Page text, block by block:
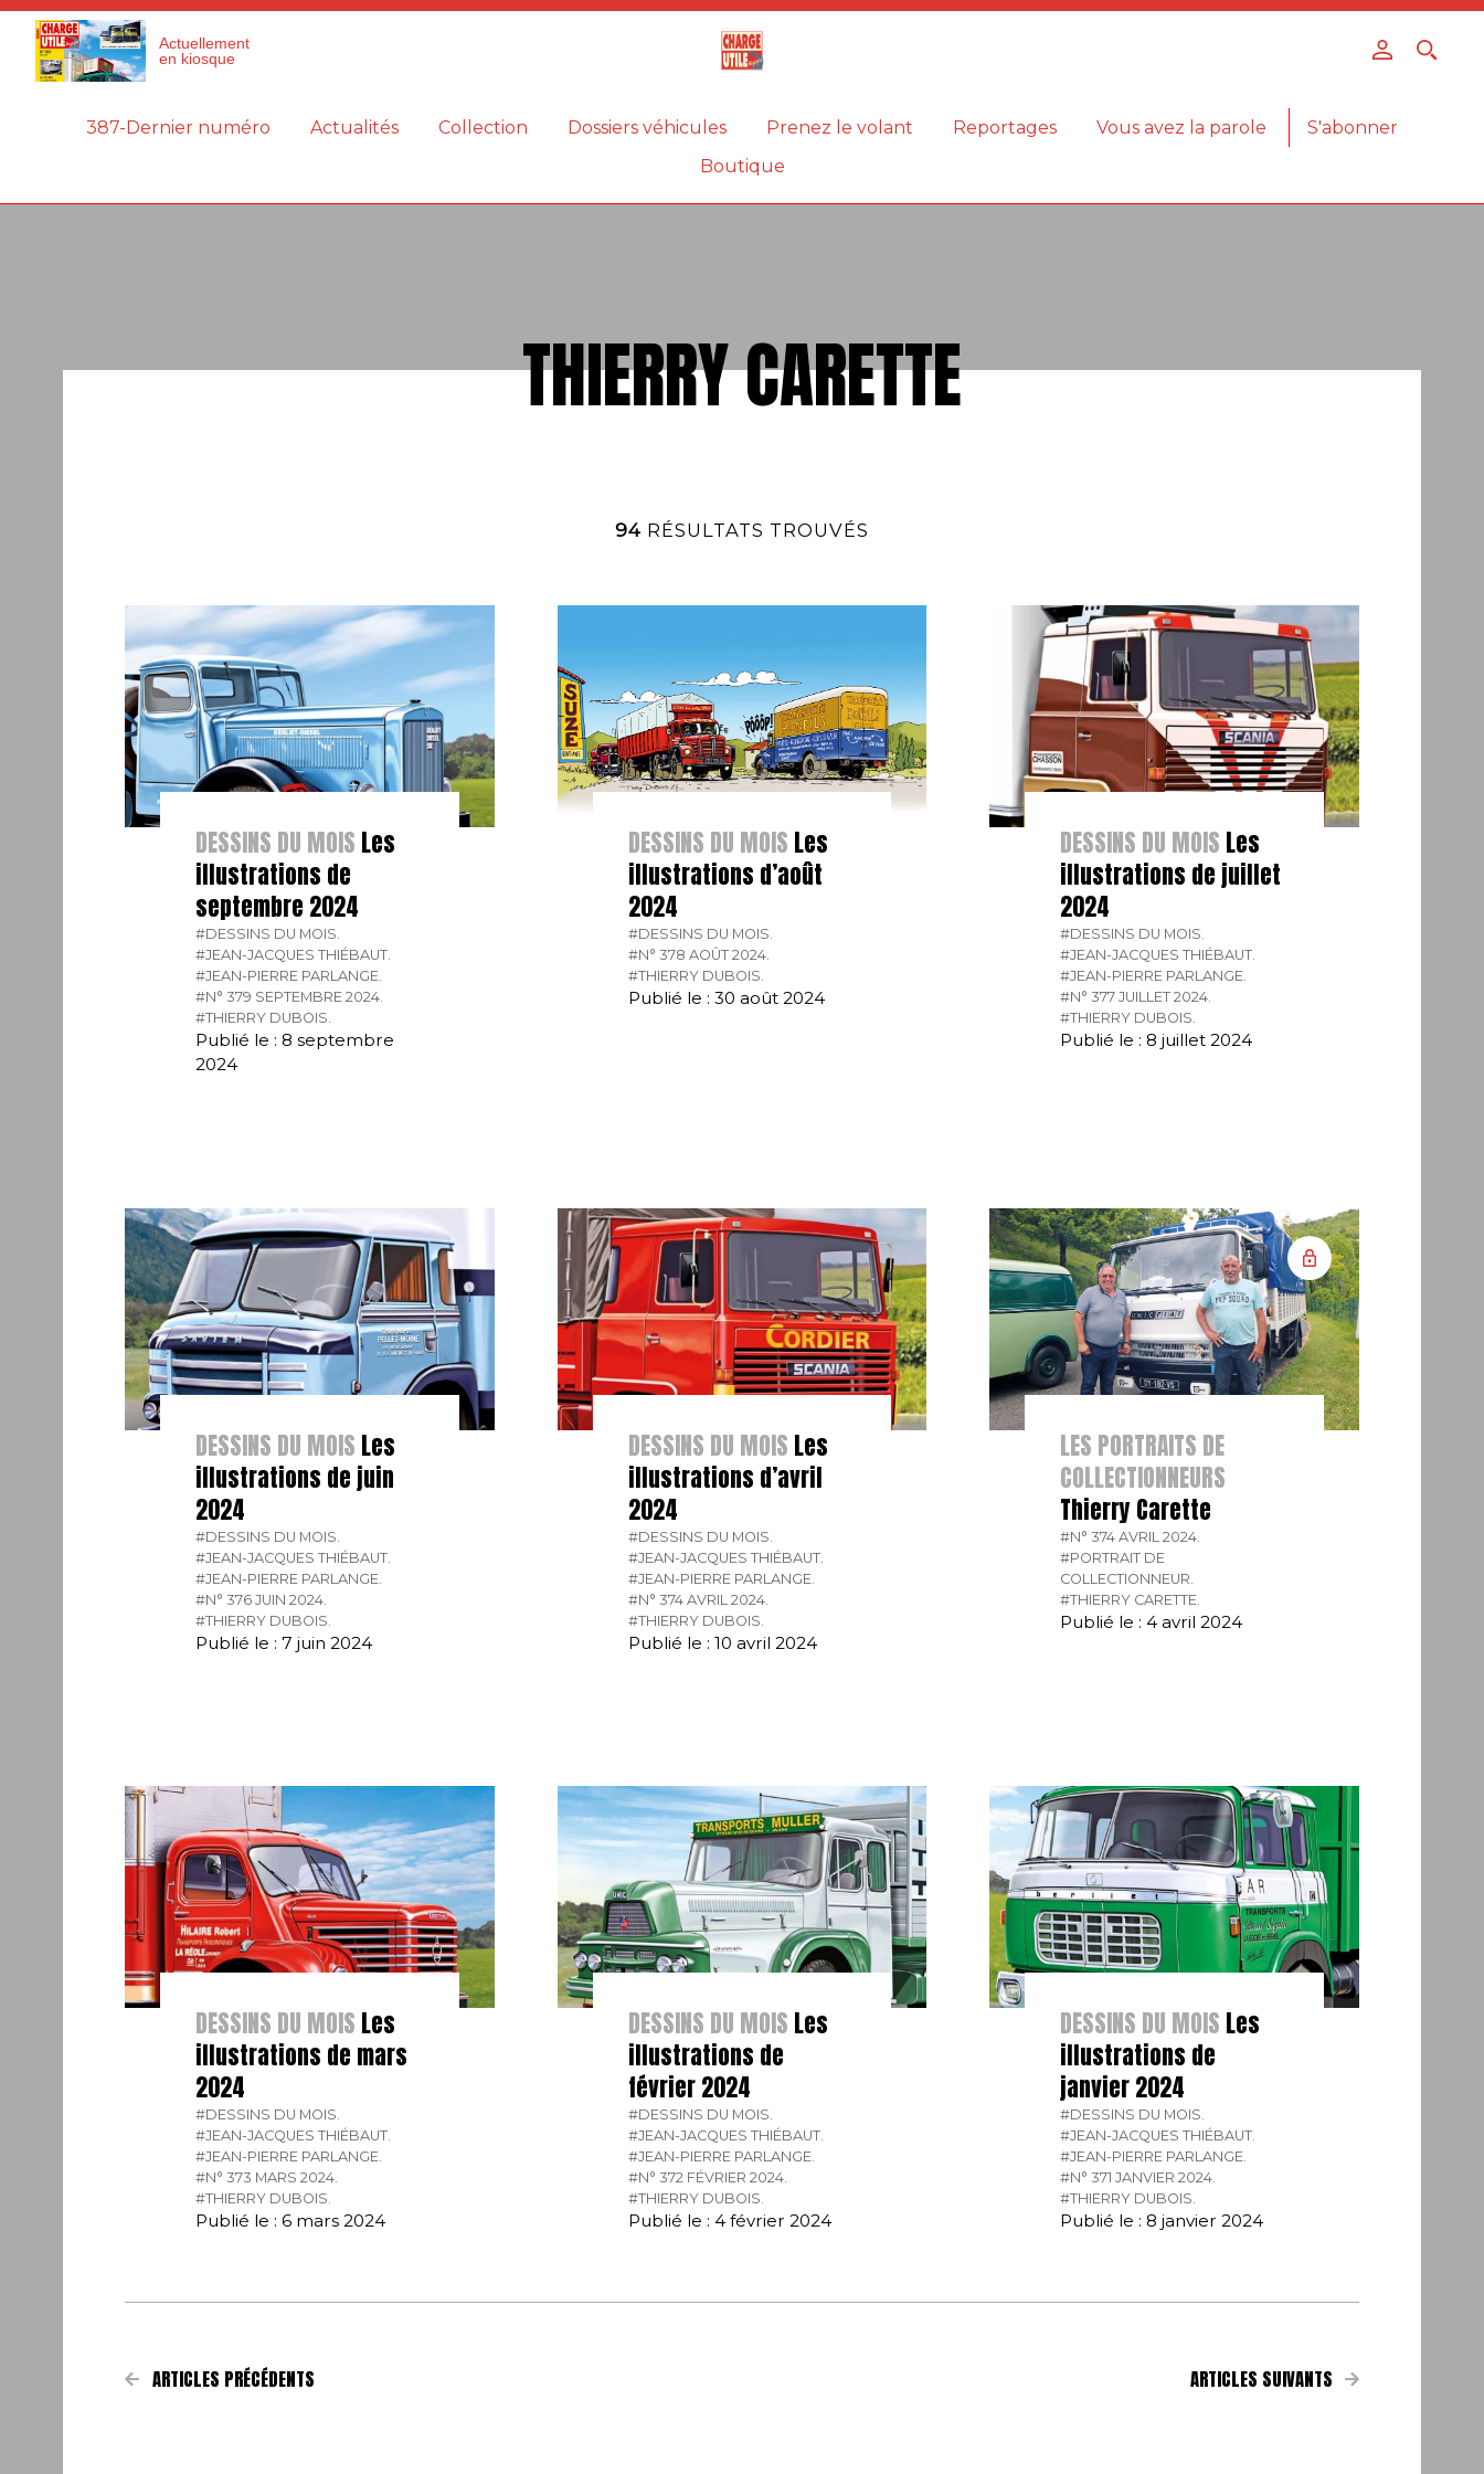
Actuellement
en kiosque
387-Dernier numéro Actualités Collection Dossiers véhicules Prenez le volant Reportages Vous avez la parole
S'abonner
Boutique
THIERRY CARETTE
94 RÉSULTATS TROUVÉS
DESSINS DU MOIS Les
illustrations de
septembre 2024
#DESSINS DU MOIS.
#JEAN-JACQUES THIÉBAUT.
#JEAN-PIERRE PARLANGE.
#N° 379 SEPTEMBRE 2024.
#THIERRY DUBOIS.
Publié le : 8 septembre
2024
DESSINS DU MOIS Les
illustrations d’août
2024
#DESSINS DU MOIS.
#N° 378 AOÛT 2024.
#THIERRY DUBOIS.
Publié le : 30 août 2024
DESSINS DU MOIS Les
illustrations de juillet
2024
#DESSINS DU MOIS.
#JEAN-JACQUES THIÉBAUT.
#JEAN-PIERRE PARLANGE.
#N° 377 JUILLET 2024.
#THIERRY DUBOIS.
Publié le : 8 juillet 2024
DESSINS DU MOIS Les
illustrations de juin
2024
#DESSINS DU MOIS.
#JEAN-JACQUES THIÉBAUT.
#JEAN-PIERRE PARLANGE.
#N° 376 JUIN 2024.
#THIERRY DUBOIS.
Publié le : 7 juin 2024
DESSINS DU MOIS Les
illustrations d’avril
2024
#DESSINS DU MOIS.
#JEAN-JACQUES THIÉBAUT.
#JEAN-PIERRE PARLANGE.
#N° 374 AVRIL 2024.
#THIERRY DUBOIS.
Publié le : 10 avril 2024
LES PORTRAITS DE
COLLECTIONNEURS
Thierry Carette
#N° 374 AVRIL 2024.
#PORTRAIT DE
COLLECTIONNEUR.
#THIERRY CARETTE.
Publié le : 4 avril 2024
DESSINS DU MOIS Les
illustrations de mars
2024
#DESSINS DU MOIS.
#JEAN-JACQUES THIÉBAUT.
#JEAN-PIERRE PARLANGE.
#N° 373 MARS 2024.
#THIERRY DUBOIS.
Publié le : 6 mars 2024
DESSINS DU MOIS Les
illustrations de
février 2024
#DESSINS DU MOIS.
#JEAN-JACQUES THIÉBAUT.
#JEAN-PIERRE PARLANGE.
#N° 372 FÉVRIER 2024.
#THIERRY DUBOIS.
Publié le : 4 février 2024
DESSINS DU MOIS Les
illustrations de
janvier 2024
#DESSINS DU MOIS.
#JEAN-JACQUES THIÉBAUT.
#JEAN-PIERRE PARLANGE.
#N° 371 JANVIER 2024.
#THIERRY DUBOIS.
Publié le : 8 janvier 2024
ARTICLES PRÉCÉDENTS ARTICLES SUIVANTS
Panneau de gestion des cookies